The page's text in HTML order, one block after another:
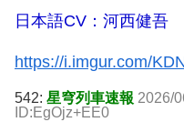
日本語CV：河西健吾
https://i.imgur.com/
542: 星穹列車速報 2026/
ID:EgOjz+EE0